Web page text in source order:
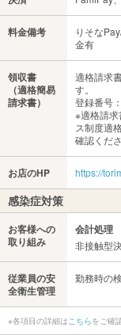
料金備考
りそな
金有
領収書
（適格簡易
請求書）
適格請求
す。
登録番号
※適格請
ス制度適
確認くださ
お店のHP https://
感染症対策
お客様への
取り組み
会計処理
非接触型
従業員の安
全衛生管理
勤務時の
※各項目の詳細は こちらをご確